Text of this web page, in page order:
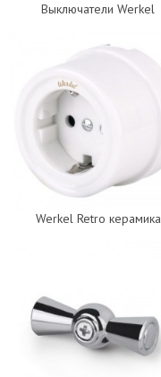
Выключатели Werkel
Werkel Retro керамика